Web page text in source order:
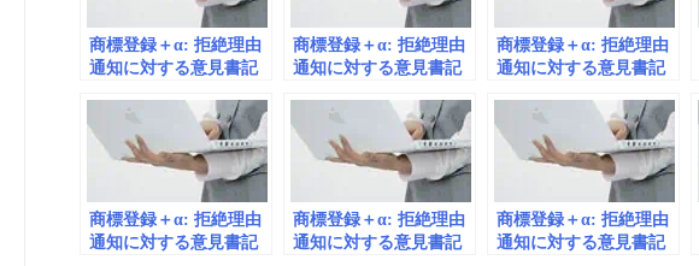
商標登録＋α: 拒絶理由
通知に対する意見書記
商標登録＋α: 拒絶理由
通知に対する意見書記
商標登録＋α: 拒絶理由
通知に対する意見書記
商標登録＋α: 拒絶理由
通知に対する意見書記
商標登録＋α: 拒絶理由
通知に対する意見書記
商標登録＋α: 拒絶理由
通知に対する意見書記